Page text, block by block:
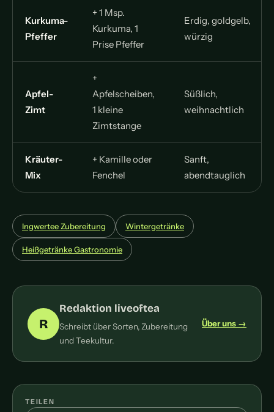
Kurkuma-
Pfeffer
+ 1 Msp.
Kurkuma, 1
Prise Pfeffer
Erdig, goldgelb,
würzig
Apfel-
Zimt
+
Apfelscheiben,
1 kleine
Zimtstange
Süßlich,
weihnachtlich
Kräuter-
Mix
+ Kamille oder
Fenchel
Sanft,
abendtauglich
Ingwertee Zubereitung Wintergetränke
Heißgetränke Gastronomie
R
Redaktion liveoftea
Schreibt über Sorten, Zubereitung
und Teekultur.
Über uns →
TEILEN